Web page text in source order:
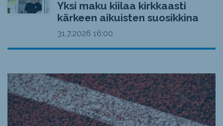
Yksi maku kiilaa kirkkaasti
kärkeen aikuisten suosikkina
31.7.2026 16:00